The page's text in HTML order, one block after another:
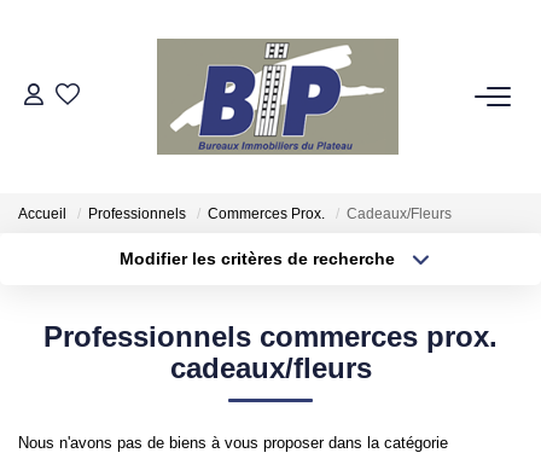
VENTES
BIENS VENDUS
NOTRE AGENCE
Qui Sommes-Nous
Nos Partenaires
Accueil Professionnels Commerces Prox. Cadeaux/Fleurs
Modifier les critères de recherche
Budget max
Professionnels commerces prox.
cadeaux/fleurs
Nous n'avons pas de biens à vous proposer dans la catégorie